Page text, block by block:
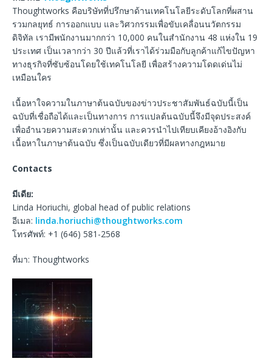
Thoughtworks คือบริษัทที่ปรึกษาด้านเทคโนโลยีระดับโลกที่ผสาน
รวมกลยุทธ์ การออกแบบ และวิศวกรรมเพื่อขับเคลื่อนนวัตกรรม
ดิจิทัล เรามีพนักงานมากกว่า 10,000 คนในสำนักงาน 48 แห่งใน 19
ประเทศ เป็นเวลากว่า 30 ปีแล้วที่เราได้ร่วมมือกับลูกค้าแก้ไขปัญหา
ทางธุรกิจที่ซับซ้อนโดยใช้เทคโนโลยี เพื่อสร้างความโดดเด่นไม่
เหมือนใคร
เนื้อหาใจความในภาษาต้นฉบับของข่าวประชาสัมพันธ์ฉบับนี้เป็น
ฉบับที่เชื่อถือได้และเป็นทางการ การแปลต้นฉบับนี้จึงมีจุดประสงค์
เพื่ออำนวยความสะดวกเท่านั้น และควรนำไปเทียบเคียงอ้างอิงกับ
เนื้อหาในภาษาต้นฉบับ ซึ่งเป็นฉบับเดียวที่มีผลทางกฎหมาย
Contacts
มีเดีย:
Linda Horiuchi, global head of public relations
อีเมล: linda.horiuchi@thoughtworks.com
โทรศัพท์: +1 (646) 581-2568
ที่มา: Thoughtworks